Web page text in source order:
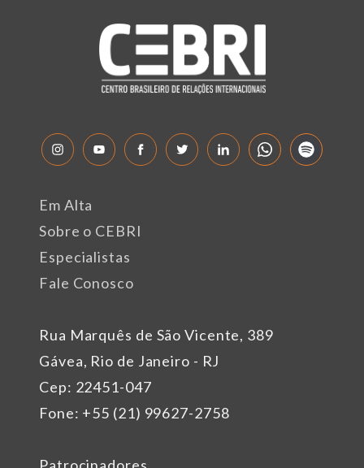
Rua Marquês de São Vicente, 389
Gávea, Rio de Janeiro - RJ
Cep: 22451-047
Fone: +55 (21) 99627-2758
Em Alta
Sobre o CEBRI
Especialistas
Fale Conosco